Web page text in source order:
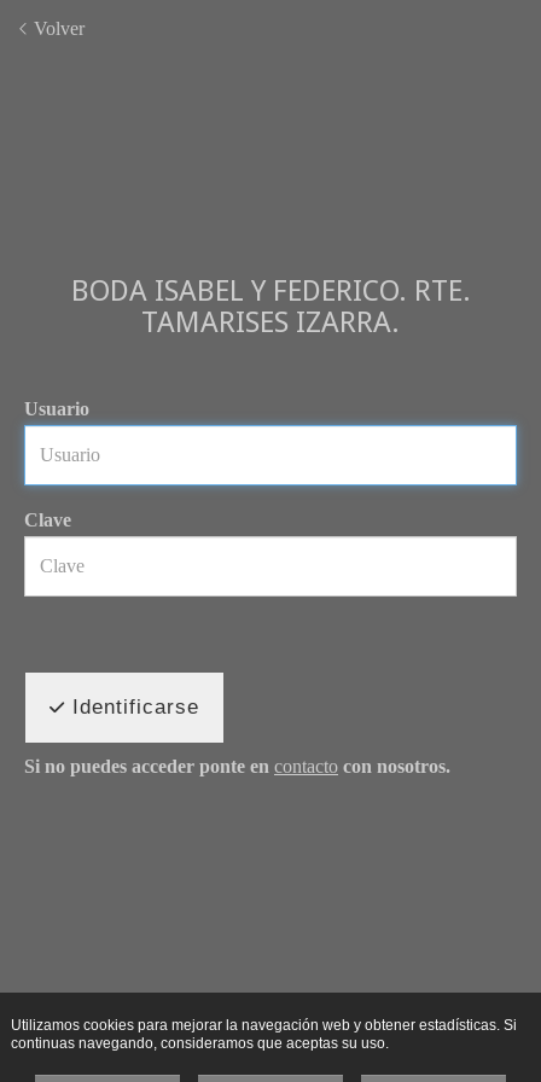
Volver
BODA ISABEL Y FEDERICO. RTE.
TAMARISES IZARRA.
Usuario
Clave
Identificarse
Si no puedes acceder ponte en contacto con nosotros.
Utilizamos cookies para mejorar la navegación web y obtener estadísticas. Si
continuas navegando, consideramos que aceptas su uso.